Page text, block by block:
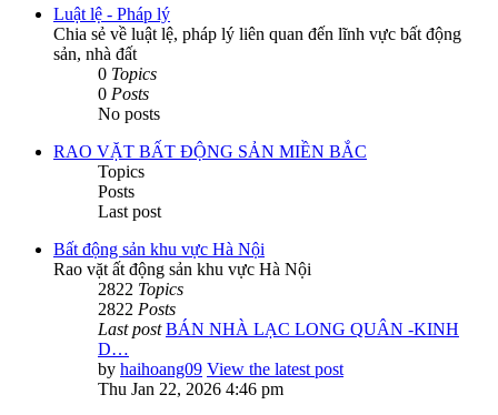
Luật lệ - Pháp lý
Chia sẻ về luật lệ, pháp lý liên quan đến lĩnh vực bất động
sản, nhà đất
0 Topics
0 Posts
No posts
RAO VẶT BẤT ĐỘNG SẢN MIỀN BẮC
Topics
Posts
Last post
Bất động sản khu vực Hà Nội
Rao vặt ất động sản khu vực Hà Nội
2822 Topics
2822 Posts
Last post BÁN NHÀ LẠC LONG QUÂN -KINH
D…
by haihoang09 View the latest post
Thu Jan 22, 2026 4:46 pm